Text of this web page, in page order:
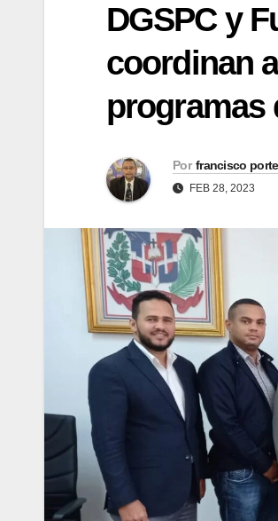
DGSPC y
coordinan
programas
Por francisco
FEB 28, 2023